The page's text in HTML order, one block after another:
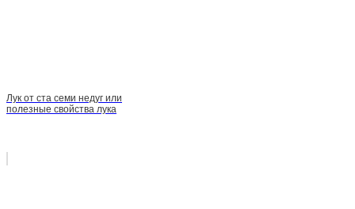
Лук от ста семи недуг или
полезные свойства лука